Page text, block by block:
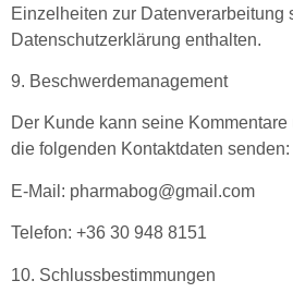
Einzelheiten zur Datenverarbeitung
Datenschutzerklärung enthalten.
9. Beschwerdemanagement
Der Kunde kann seine
die folgenden Kontaktdaten senden:
E-Mail: pharmabog@gmail.com
Telefon: +36 30 948 8151
10. Schlussbestimmungen